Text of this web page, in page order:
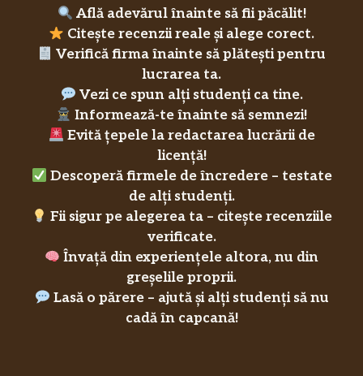
Află adevărul înainte să fii păcălit!
Citește recenzii reale și alege corect.
Verifică firma înainte să plătești pentru
lucrarea ta.
Vezi ce spun alți studenți ca tine.
Informează-te înainte să semnezi!
Evită țepele la redactarea lucrării de
licență!
Descoperă firmele de încredere – testate
de alți studenți.
Fii sigur pe alegerea ta – citește recenziile
verificate.
Învață din experiențele altora, nu din
greșelile proprii.
Lasă o părere – ajută și alți studenți să nu
cadă în capcană!